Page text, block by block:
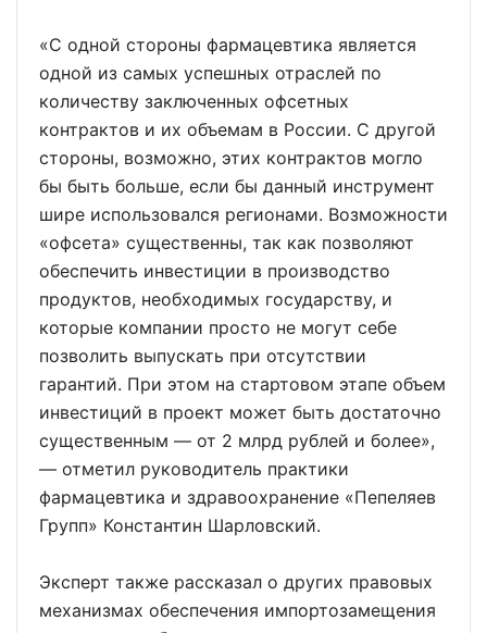
«С одной стороны фармацевтика является
одной из самых успешных отраслей по
количеству заключенных офсетных
контрактов и их объемам в России. С другой
стороны, возможно, этих контрактов могло
бы быть больше, если бы данный инструмент
шире использовался регионами. Возможности
«офсета» существенны, так как позволяют
обеспечить инвестиции в производство
продуктов, необходимых государству, и
которые компании просто не могут себе
позволить выпускать при отсутствии
гарантий. При этом на стартовом этапе объем
инвестиций в проект может быть достаточно
существенным — от 2 млрд рублей и более»,
— отметил руководитель практики
фармацевтика и здравоохранение «Пепеляев
Групп» Константин Шарловский.
Эксперт также рассказал о других правовых
механизмах обеспечения импортозамещения